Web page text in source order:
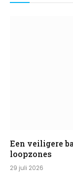
Een veiligere
loopzones
29 juli 2026